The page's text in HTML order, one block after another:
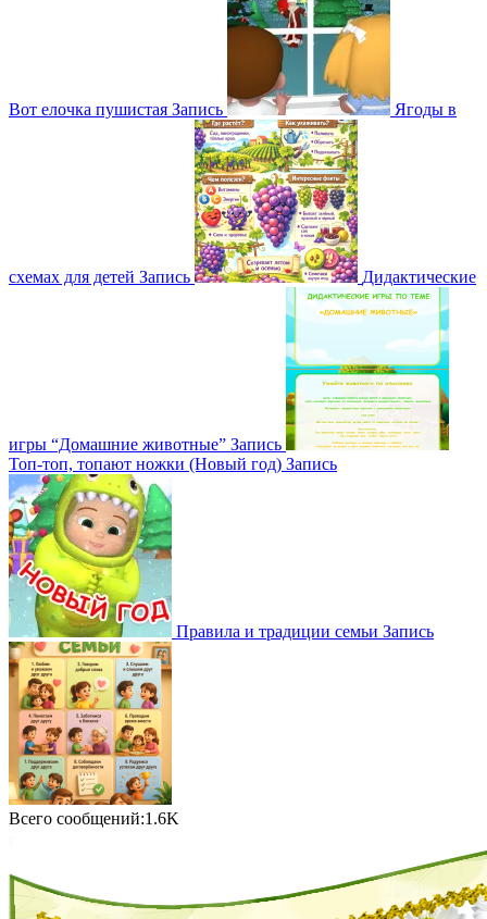
Вот елочка пушистая Запись Ягоды в
схемах для детей Запись Дидактические
игры “Домашние животные” Запись
Топ-топ, топают ножки (Новый год) Запись
Правила и традиции семьи Запись
Всего сообщений:1.6K